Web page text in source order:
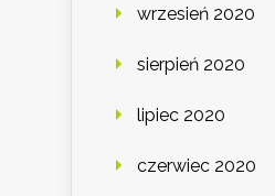
wrzesień 2020
sierpień 2020
lipiec 2020
czerwiec 2020